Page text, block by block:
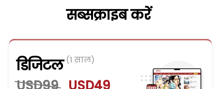
सब्सक्राइब करें
डिजिटल (1 साल)